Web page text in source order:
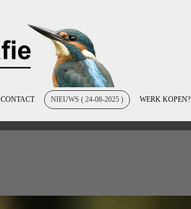
CONTACT NIEUWS ( 24-08-2025 ) WERK KOPEN?